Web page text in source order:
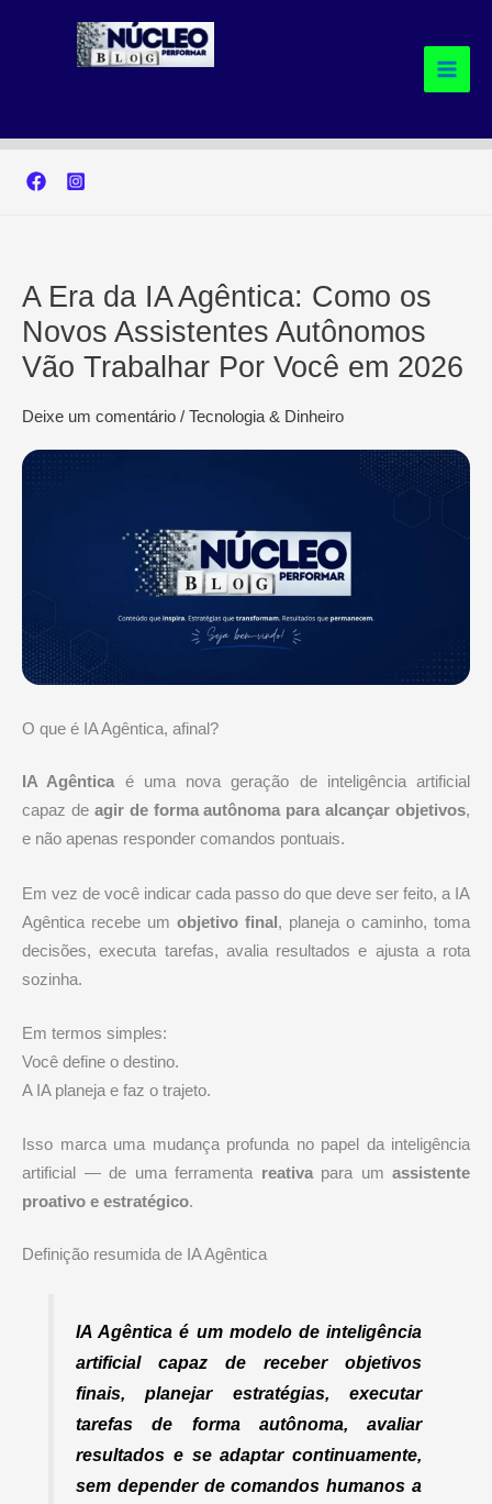
A Era da IA Agêntica: Como os
Novos Assistentes Autônomos
Vão Trabalhar Por Você em 2026
Deixe um comentário / Tecnologia & Dinheiro
O que é IA Agêntica, afinal?
IA Agênticaé uma nova geração de inteligência artificial
capaz de agir de forma autônoma para alcançar objetivos,
e não apenas responder comandos pontuais.
Em vez de você indicar cada passo do que deve ser feito, a IA
Agêntica recebe um objetivo final, planeja o caminho, toma
decisões, executa tarefas, avalia resultados e ajusta a rota
sozinha.
Em termos simples:
Você define o destino.
A IA planeja e faz o trajeto.
Isso marca uma mudança profunda no papel da inteligência
artificial — de uma ferramenta reativapara um assistente
proativo e estratégico.
Definição resumida de IA Agêntica
IA Agêntica é um modelo de inteligência
artificial capaz de receber objetivos
finais, planejar estratégias, executar
tarefas de forma autônoma, avaliar
resultados e se adaptar continuamente,
sem depender de comandos humanos a